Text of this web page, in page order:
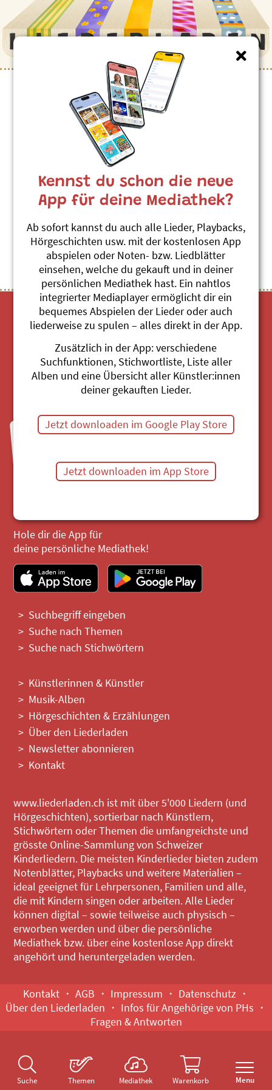
Suche Themen Mediathek Warenkorb Menu
Kinderlieder zum Thema
”Wiesel”
De wildi Wieselitanz
Andrew Bond
Machs wie de Dachs
#Tanzen #Wiesel
Themenübersicht Stichwörter A-Z
Mediathek
Fragen zu Bestellungen?
044 680 20 60
Hole dir die App für
deine persönliche Mediathek!
Suchbegriff eingeben
Suche nach Themen
Suche nach Stichwörtern
Künstlerinnen & Künstler
Musik-Alben
Hörgeschichten & Erzählungen
Über den Liederladen
Newsletter abonnieren
Kontakt
www.liederladen.ch ist mit über 5'000 Liedern (und
Hörgeschichten), sortierbar nach Künstlern,
Stichwörtern oder Themen die umfangreichste und
grösste Online-Sammlung von Schweizer
Kinderliedern. Die meisten Kinderlieder bieten zudem
Notenblätter, Playbacks und weitere Materialien –
ideal geeignet für Lehrpersonen, Familien und alle,
die mit Kindern singen oder arbeiten. Alle Lieder
können digital – sowie teilweise auch physisch –
erworben werden und über die persönliche
Mediathek bzw. über eine kostenlose App direkt
angehört und heruntergeladen werden.
Kontakt AGB Impressum
Datenschutz
Über den Liederladen
Infos für Angehörige von PHs
Fragen & Antworten
Kennst du schon die neue
App für deine Mediathek?
Ab sofort kannst du auch alle Lieder, Playbacks,
Hörgeschichten usw. mit der kostenlosen App
abspielen oder Noten- bzw. Liedblätter
einsehen, welche du gekauft und in deiner
persönlichen Mediathek hast. Ein nahtlos
integrierter Mediaplayer ermöglicht dir ein
bequemes Abspielen der Lieder oder auch
liederweise zu spulen – alles direkt in der App.
Zusätzlich in der App: verschiedene
Suchfunktionen, Stichwortliste, Liste aller
Alben und eine Übersicht aller Künstler:innen
deiner gekauften Lieder.
Jetzt downloaden im Google Play Store
Jetzt downloaden im App Store